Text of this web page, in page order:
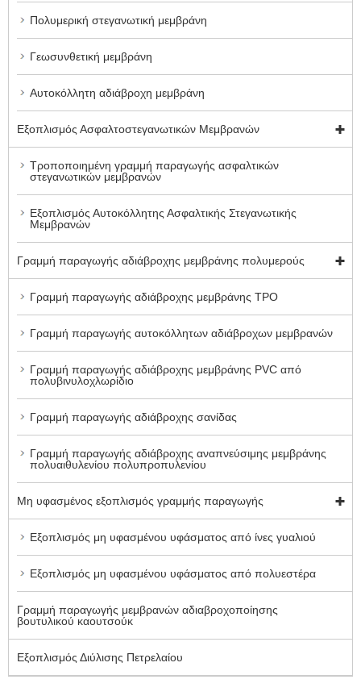
Πολυμερική στεγανωτική μεμβράνη
Γεωσυνθετική μεμβράνη
Αυτοκόλλητη αδιάβροχη μεμβράνη
Εξοπλισμός Ασφαλτοστεγανωτικών Μεμβρανών
Τροποποιημένη γραμμή παραγωγής ασφαλτικών
στεγανωτικών μεμβρανών
Εξοπλισμός Αυτοκόλλητης Ασφαλτικής Στεγανωτικής
Μεμβρανών
Γραμμή παραγωγής αδιάβροχης μεμβράνης πολυμερούς
Γραμμή παραγωγής αδιάβροχης μεμβράνης TPO
Γραμμή παραγωγής αυτοκόλλητων αδιάβροχων μεμβρανών
Γραμμή παραγωγής αδιάβροχης μεμβράνης PVC από
πολυβινυλοχλωρίδιο
Γραμμή παραγωγής αδιάβροχης σανίδας
Γραμμή παραγωγής αδιάβροχης αναπνεύσιμης μεμβράνης
πολυαιθυλενίου πολυπροπυλενίου
Μη υφασμένος εξοπλισμός γραμμής παραγωγής
Εξοπλισμός μη υφασμένου υφάσματος από ίνες γυαλιού
Εξοπλισμός μη υφασμένου υφάσματος από πολυεστέρα
Γραμμή παραγωγής μεμβρανών αδιαβροχοποίησης
βουτυλικού καουτσούκ
Εξοπλισμός Διύλισης Πετρελαίου